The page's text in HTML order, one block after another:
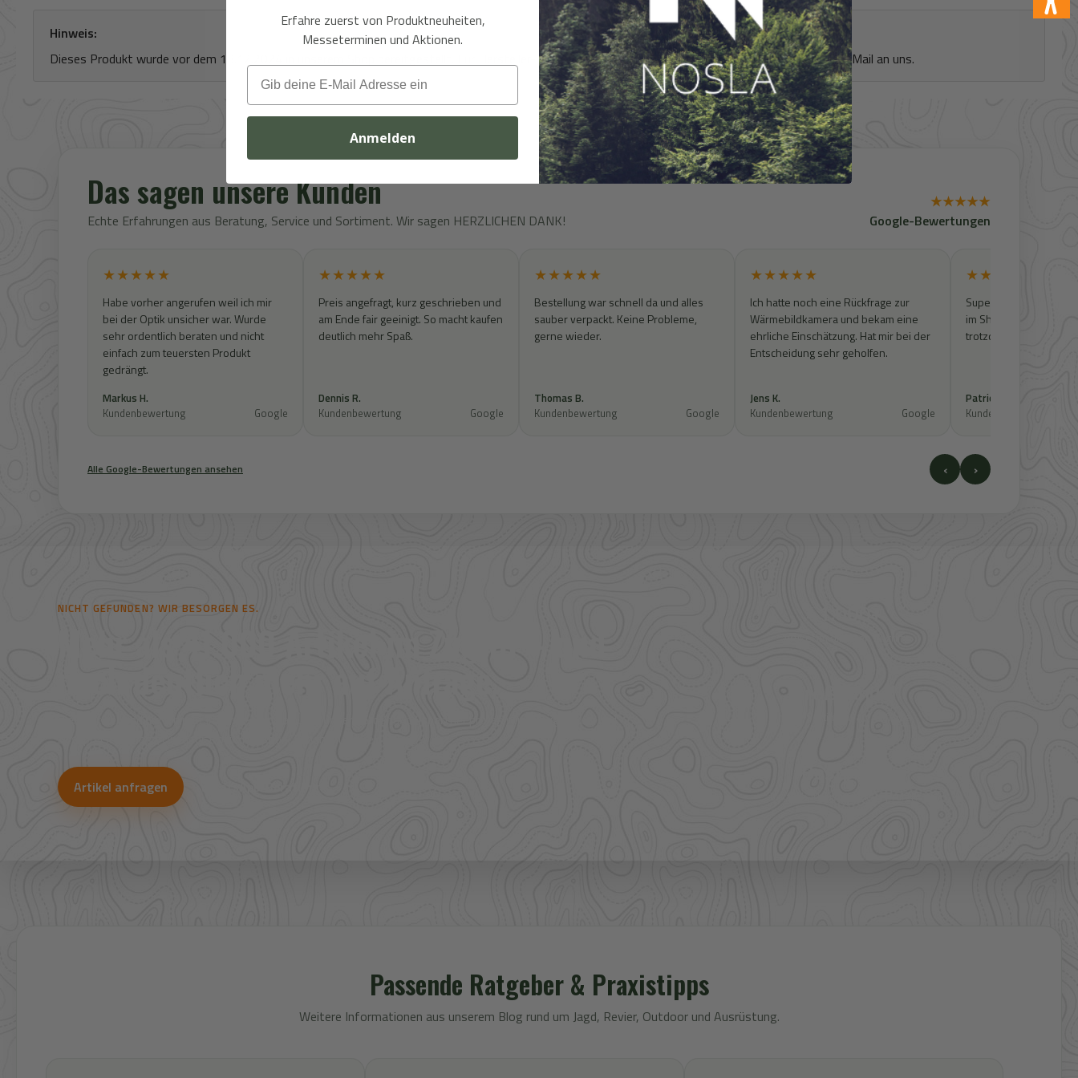
Hinweis:
Dieses Produkt wurde vor dem 13.12.2024 in unserem Shop bereitgestellt. Für Hersteller- und Sicherheitsinformationen wenden Sie sich bitte per E-Mail an uns.
Das sagen unsere Kunden
Echte Erfahrungen aus Beratung, Service und Sortiment. Wir sagen HERZLICHEN DANK!
★★★★★
Google-Bewertungen
★★★★★
Habe vorher angerufen weil ich mir
bei der Optik unsicher war. Wurde
sehr ordentlich beraten und nicht
einfach zum teuersten Produkt
gedrängt.
Markus H.
Kundenbewertung
Google
★★★★★
Preis angefragt, kurz geschrieben und
am Ende fair geeinigt. So macht kaufen
deutlich mehr Spaß.
Dennis R.
Kundenbewertung
Google
★★★★★
Bestellung war schnell da und alles
sauber verpackt. Keine Probleme,
gerne wieder.
Thomas B.
Kundenbewertung
Google
★★★★★
Ich hatte noch eine Rückfrage zur
Wärmebildkamera und bekam eine
ehrliche Einschätzung. Hat mir bei der
Entscheidung sehr geholfen.
Jens K.
Kundenbewertung
Google
★★★★★
Super Kontakt. Artikel
im Shop zu finden,
trotzdem geprüft und
Patrick S.
Kundenbewertung
Alle Google-Bewertungen ansehen ‹ ›
NICHT GEFUNDEN? WIR BESORGEN ES.
Artikel anfragen
Passende Ratgeber & Praxistipps
Weitere Informationen aus unserem Blog rund um Jagd, Revier, Outdoor und Ausrüstung.
Erfahre zuerst von Produktneuheiten,
Messeterminen und Aktionen.
Email
Anmelden